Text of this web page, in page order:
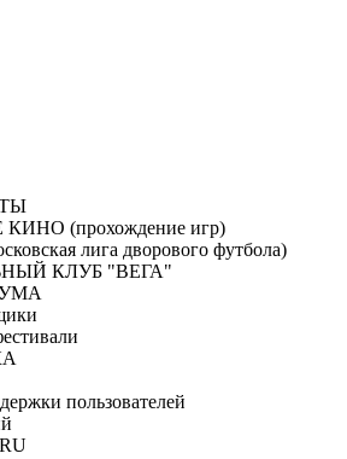
(прохождение игр)
лига дворового футбола)
КЛУБ "ВЕГА"
пользователей